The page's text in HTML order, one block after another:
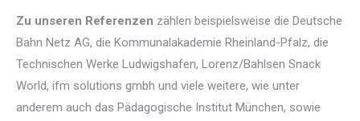
Zu unseren Referenzen zählen beispielsweise die Deutsche
Bahn Netz AG, die Kommunalakademie Rheinland-Pfalz, die
Technischen Werke Ludwigshafen, Lorenz/Bahlsen Snack
World, ifm solutions gmbh und viele weitere, wie unter
anderem auch das Pädagogische Institut München, sowie